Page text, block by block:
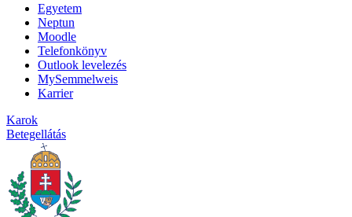
Egyetem
Neptun
Moodle
Telefonkönyv
Outlook levelezés
MySemmelweis
Karrier
Karok
Betegellátás